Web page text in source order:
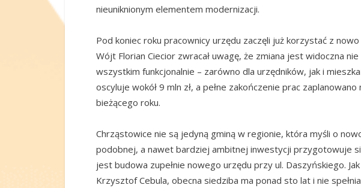
nieuniknionym elementem modernizacji.
Pod koniec roku pracownicy urzędu zaczęli już korzystać z
Wójt Florian Ciecior zwracał uwagę, że zmiana jest widoczna
wszystkim funkcjonalnie – zarówno dla urzędników, jak i
oscyluje wokół 9 mln zł, a pełne zakończenie prac
bieżącego roku.
Chrząstowice nie są jedyną gminą w regionie, która myśli o
podobnej, a nawet bardziej ambitnej inwestycji przygotowuje
jest budowa zupełnie nowego urzędu przy ul. Daszyńskiego.
Krzysztof Cebula, obecna siedziba ma ponad sto lat i nie